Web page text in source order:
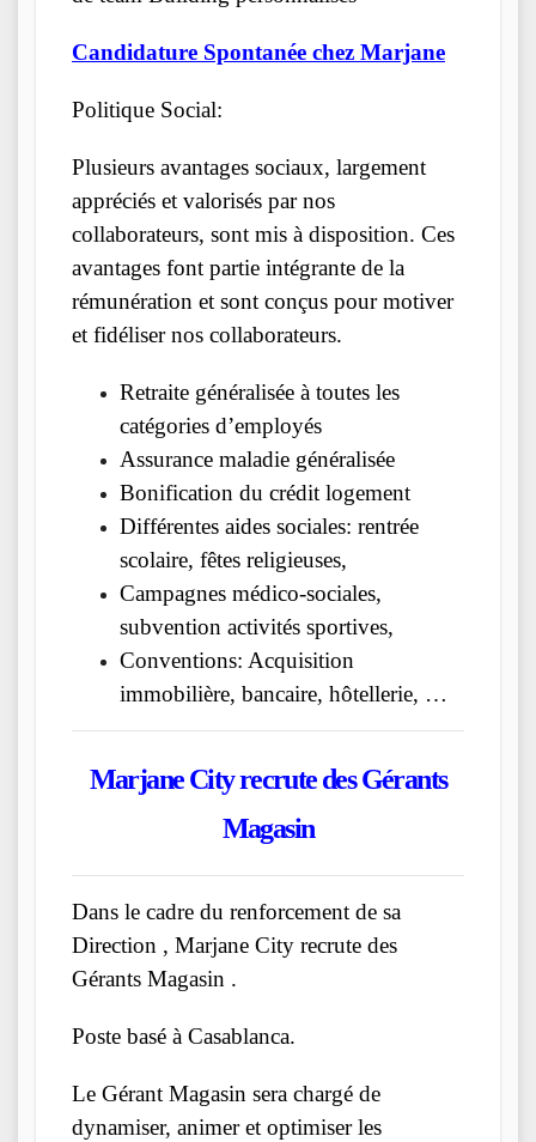
Candidature Spontanée chez Marjane
Politique Social:
Plusieurs avantages sociaux, largement
appréciés et valorisés par nos
collaborateurs, sont mis à disposition. Ces
avantages font partie intégrante de la
rémunération et sont conçus pour motiver
et fidéliser nos collaborateurs.
Retraite généralisée à toutes les
catégories d’employés
Assurance maladie généralisée
Bonification du crédit logement
Différentes aides sociales: rentrée
scolaire, fêtes religieuses,
Campagnes médico-sociales,
subvention activités sportives,
Conventions: Acquisition
immobilière, bancaire, hôtellerie, …
Marjane City recrute des Gérants
Magasin
Dans le cadre du renforcement de sa
Direction , Marjane City recrute des
Gérants Magasin .
Poste basé à Casablanca.
Le Gérant Magasin sera chargé de
dynamiser, animer et optimiser les